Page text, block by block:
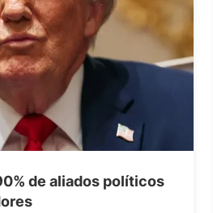
de aliados políticos